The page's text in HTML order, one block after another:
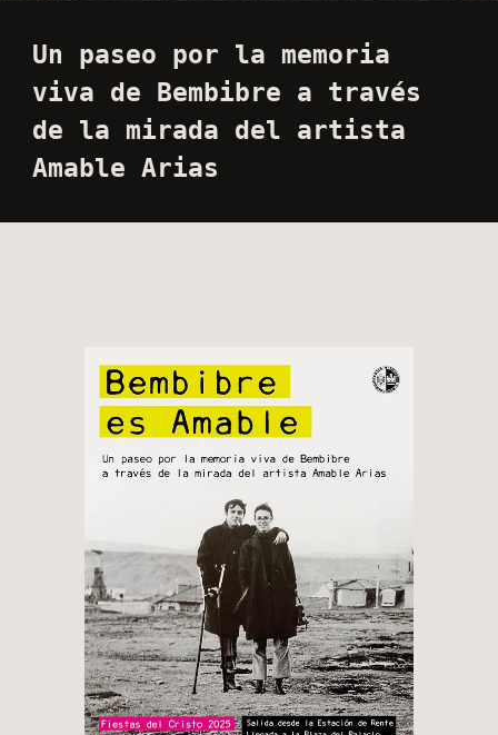
Un paseo por la memoria
viva de Bembibre a través
de la mirada del artista
Amable Arias